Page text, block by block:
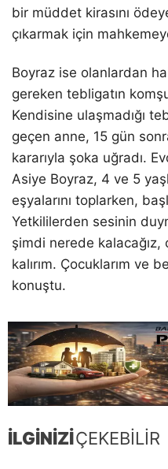
bir müddet kirasını
çıkarmak için
Boyraz ise olanlardan
gereken tebligatın
Kendisine ulaşmadığı
geçen anne, 15 gün
kararıyla şoka uğradı.
Asiye Boyraz, 4 ve 5
eşyalarını toplarken,
Yetkililerden sesinin
şimdi nerede kalacağız,
kalırım. Çocuklarım ve
konuştu.
İLGİNİZİÇEKEBİLİR